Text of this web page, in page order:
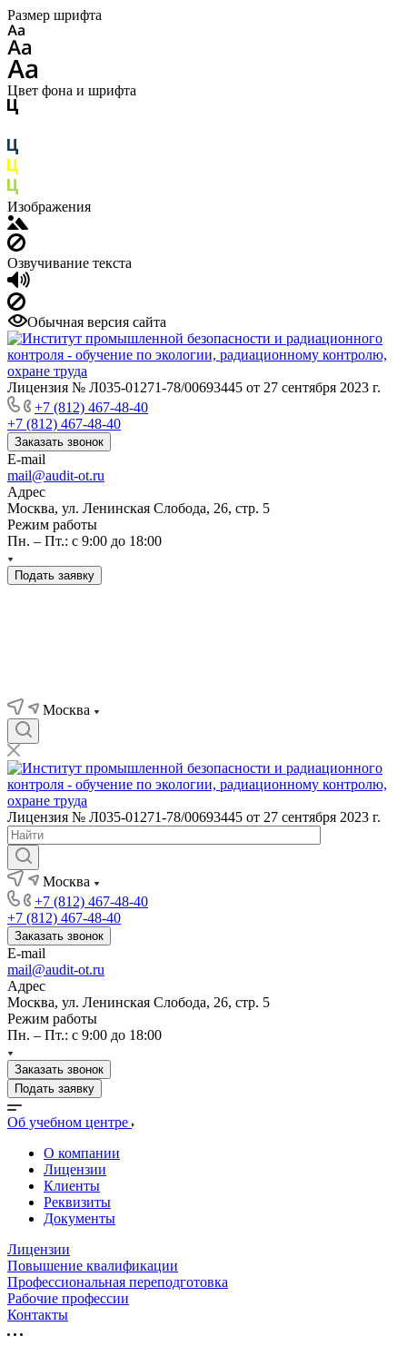
Размер шрифта
Цвет фона и шрифта
Изображения
Озвучивание текста
Обычная версия сайта
Лицензия № Л035-01271-78/00693445 от 27 сентября 2023 г.
+7 (812) 467-48-40
+7 (812) 467-48-40
Заказать звонок
E-mail
mail@audit-ot.ru
Адрес
Москва, ул. Ленинская Слобода, 26, стр. 5
Режим работы
Пн. – Пт.: с 9:00 до 18:00
Подать заявку
Москва
Лицензия № Л035-01271-78/00693445 от 27 сентября 2023 г.
Москва
+7 (812) 467-48-40
+7 (812) 467-48-40
Заказать звонок
E-mail
mail@audit-ot.ru
Адрес
Москва, ул. Ленинская Слобода, 26, стр. 5
Режим работы
Пн. – Пт.: с 9:00 до 18:00
Заказать звонок
Подать заявку
Об учебном центре
О компании
Лицензии
Клиенты
Реквизиты
Документы
Лицензии
Повышение квалификации
Профессиональная переподготовка
Рабочие профессии
Контакты